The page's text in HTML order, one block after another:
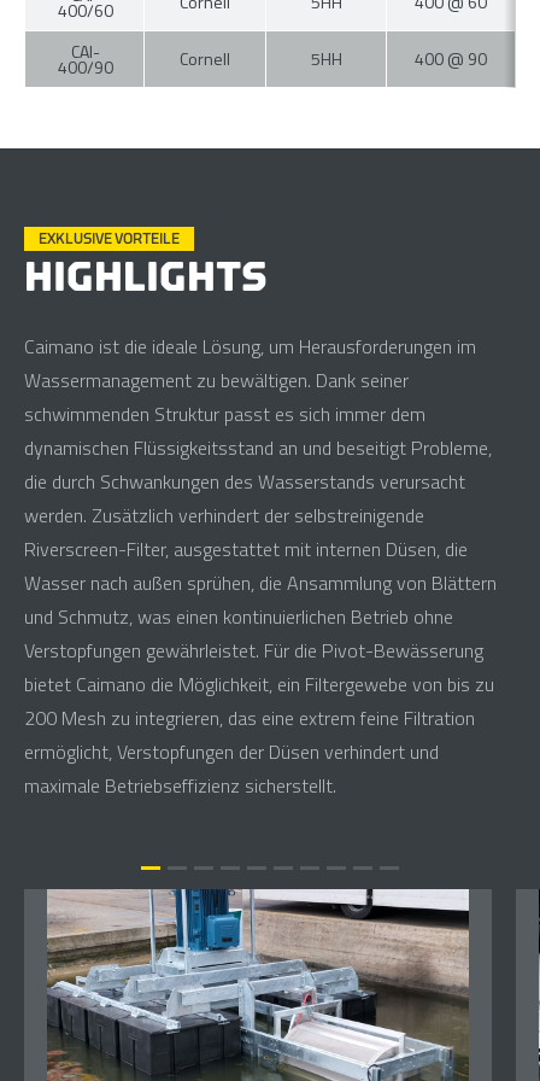
400/60
CAI-
400/90 Cornell 5HH 400 @ 90
EXKLUSIVE VORTEILE
HIGHLIGHTS
Caimano ist die ideale Lösung, um Herausforderungen im
Wassermanagement zu bewältigen. Dank seiner
schwimmenden Struktur passt es sich immer dem
dynamischen Flüssigkeitsstand an und beseitigt Probleme,
die durch Schwankungen des Wasserstands verursacht
werden. Zusätzlich verhindert der selbstreinigende
Riverscreen-Filter, ausgestattet mit internen Düsen, die
Wasser nach außen sprühen, die Ansammlung von Blättern
und Schmutz, was einen kontinuierlichen Betrieb ohne
Verstopfungen gewährleistet. Für die Pivot-Bewässerung
bietet Caimano die Möglichkeit, ein Filtergewebe von bis zu
200 Mesh zu integrieren, das eine extrem feine Filtration
ermöglicht, Verstopfungen der Düsen verhindert und
maximale Betriebseffizienz sicherstellt.